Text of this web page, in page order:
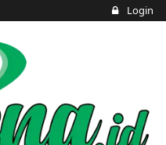
Login